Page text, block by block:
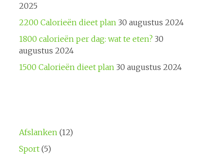
2025
2200 Calorieën dieet plan 30 augustus 2024
1800 calorieën per dag: wat te eten? 30
augustus 2024
1500 Calorieën dieet plan 30 augustus 2024
Afslanken(12)
Sport(5)